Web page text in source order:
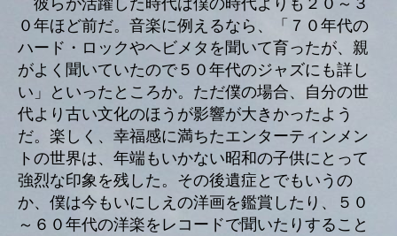
０年ほど前だ。音楽に例えるなら、「７０年代の
ハード・ロックやヘビメタを聞いて育ったが、親
がよく聞いていたので５０年代のジャズにも詳し
い」といったところか。ただ僕の場合、自分の世
代より古い文化のほうが影響が大きかったよう
だ。楽しく、幸福感に満ちたエンターティンメン
トの世界は、年端もいかない昭和の子供にとって
強烈な印象を残した。その後遺症とでもいうの
か、僕は今もいにしえの洋画を鑑賞したり、５０
～６０年代の洋楽をレコードで聞いたりすること